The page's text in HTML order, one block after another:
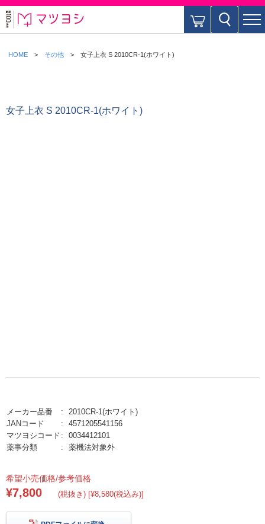
HOME その他 女子上衣 S 2010CR-1(ホワイト)
女子上衣 S 2010CR-1(ホワイト)
メーカー品番
2010CR-1(ホワイト)
JANコード
4571205541156
マツヨシコード
0034412101
薬事分類
薬機法対象外
希望小売価格/参考価格
¥7,800 (税抜き) [¥8,580(税込み)]